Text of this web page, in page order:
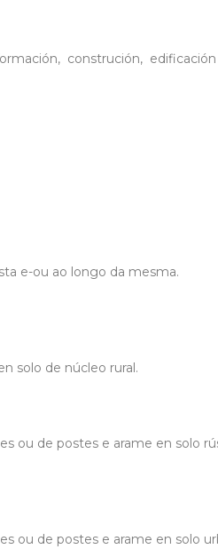
construción,
e-ou ao longo da mesma.
solo de núcleo rural.
ou de postes e arame en solo
ou de postes e arame en solo